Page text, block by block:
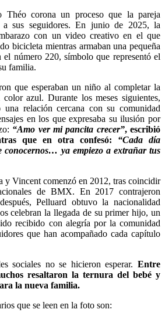
Théo corona un proceso que la pareja
sus seguidores. En junio de 2025, la
con un video creativo en el que
bicicleta mientras armaban una pequeña
número 220, símbolo que representó el
familia.
que esperaban un niño al completar la
azul. Durante los meses siguientes,
una relación cercana con su comunidad
en los que expresaba su ilusión por
“Amo ver mi pancita crecer”, escribió
que en otra confesó: “Cada día
conocernos… ya empiezo a extrañar tus
y Vincent comenzó en 2012, tras coincidir
de BMX. En 2017 contrajeron
Pelluard obtuvo la nacionalidad
celebran la llegada de su primer hijo, un
recibido con alegría por la comunidad
que han acompañado cada capítulo
sociales no se hicieron esperar. Entre
resaltaron la ternura del bebé y
la nueva familia.
que se leen en la foto son: